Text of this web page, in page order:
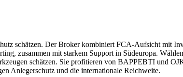
schätzen. Der Broker kombiniert FCA-Aufsicht mit
zusammen mit starkem Support in Südeuropa.
schätzen. Sie profitieren von BAPPEBTI und
Anlegerschutz und die internationale Reichweite.